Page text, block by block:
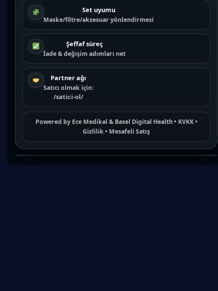
Set uyumu
Maske/filtre/aksesuar yönlendirmesi
Şeffaf süreç
İade & değişim adımları net
Partner ağı
Satıcı olmak için:
/satici-ol/
Powered by Ece Medikal & Basel Digital Health • KVKK•
Gizlilik• Mesafeli Satış